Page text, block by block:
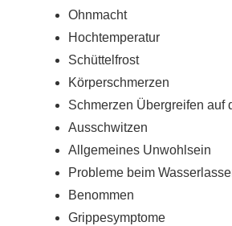
Ohnmacht
Hochtemperatur
Schüttelfrost
Körperschmerzen
Schmerzen Übergreifen auf
Ausschwitzen
Allgemeines Unwohlsein
Probleme beim
Benommen
Grippesymptome